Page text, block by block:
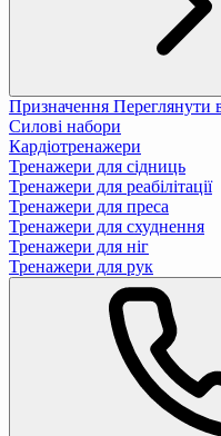
Призначення Переглянути
Силові набори
Кардіотренажери
Тренажери для сідниць
Тренажери для реабілітації
Тренажери для преса
Тренажери для схуднення
Тренажери для ніг
Тренажери для рук